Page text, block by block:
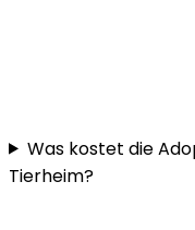
Was kostet die
Tierheim?